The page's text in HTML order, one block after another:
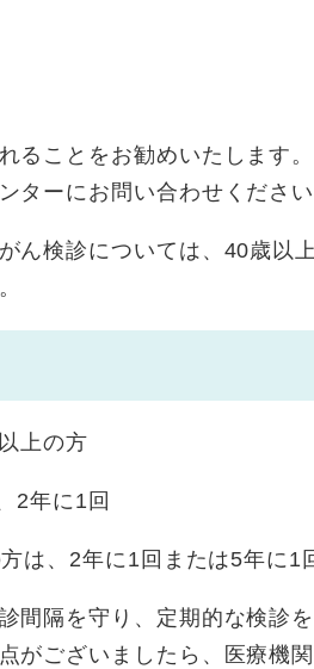
ることをお勧めいたします
ターにお問い合わせください
ん検診については、40歳以
上の方
2年に1回
1回または5年に1
間隔を守り、定期的な検診
がございましたら、医療機